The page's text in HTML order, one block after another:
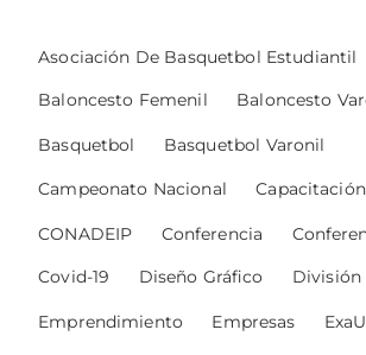
Asociación De Basquetbol Estudiantil
Baloncesto Femenil Baloncesto
Basquetbol Basquetbol Varonil
Campeonato Nacional Capacitación
CONADEIP Conferencia
Covid-19 Diseño Gráfico División
Emprendimiento Empresas